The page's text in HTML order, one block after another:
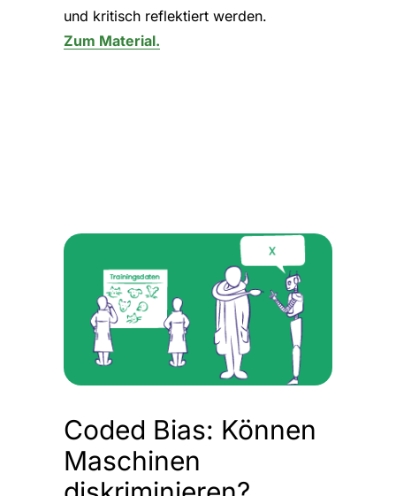
und kritisch reflektiert werden.
Zum Material.
Coded Bias: Können
Maschinen